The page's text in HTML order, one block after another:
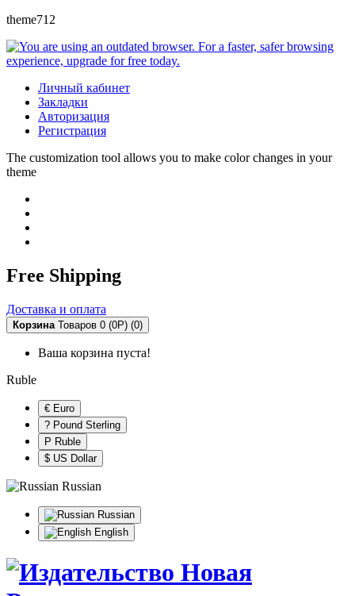
theme712
Личный кабинет
Закладки
Авторизация
Регистрация
The customization tool allows you to make color changes in your
theme
Free Shipping
Доставка и оплата
Корзина Товаров 0 (0Р) (0)
Ваша корзина пуста!
Ruble
€ Euro
? Pound Sterling
Р Ruble
$ US Dollar
Russian
Russian
English